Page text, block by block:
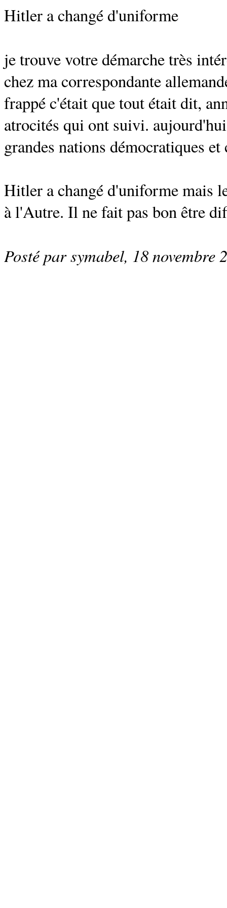
Hitler a changé d'uniforme
je trouve votre démarche très
chez ma correspondante
frappé c'était que tout était dit,
atrocités qui ont suivi.
grandes nations démocratiques
Hitler a changé d'uniforme mais
à l'Autre. Il ne fait pas bon être
Posté par symabel, 18 novembre